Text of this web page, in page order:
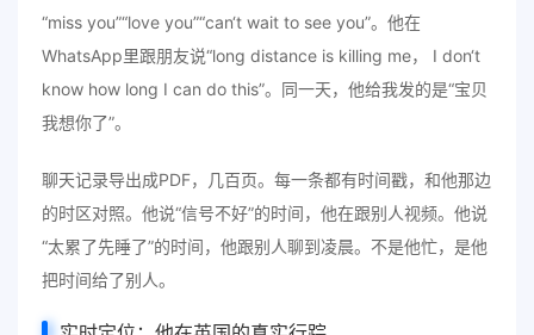
“miss you”“love you”“can‘t wait to see you”。他在
WhatsApp里跟朋友说“long distance is killing me， I don‘t
know how long I can do this”。同一天，他给我发的是“宝贝
我想你了”。
聊天记录导出成PDF，几百页。每一条都有时间戳，和他那边
的时区对照。他说“信号不好”的时间，他在跟别人视频。他说
“太累了先睡了”的时间，他跟别人聊到凌晨。不是他忙，是他
把时间给了别人。